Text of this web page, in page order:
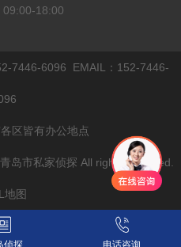
09:00-18:00
7446-6096 EMAIL：152-7446-
区皆有办公地点
岛市私家侦探 All rights reserved.
地图
侦探 电话咨询